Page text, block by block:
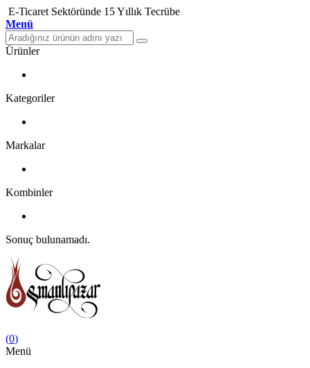
E-Ticaret Sektöründe 15 Yıllık Tecrübe
Menü
Ürünler
Kategoriler
Markalar
Kombinler
Sonuç bulunamadı.
(0)
Menü